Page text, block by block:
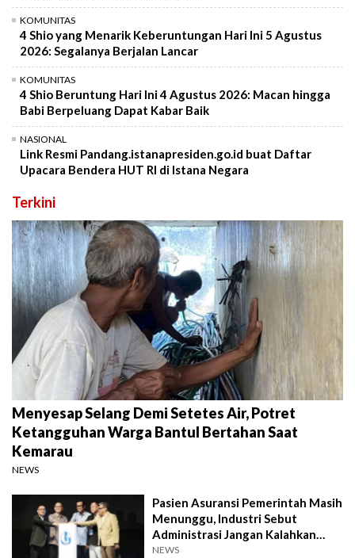
KOMUNITAS
4 Shio yang Menarik Keberuntungan Hari Ini 5 Agustus
2026: Segalanya Berjalan Lancar
KOMUNITAS
4 Shio Beruntung Hari Ini 4 Agustus 2026: Macan hingga
Babi Berpeluang Dapat Kabar Baik
NASIONAL
Link Resmi Pandang.istanapresiden.go.id buat Daftar
Upacara Bendera HUT RI di Istana Negara
Terkini
Menyesap Selang Demi Setetes Air, Potret
Ketangguhan Warga Bantul Bertahan Saat
Kemarau
NEWS
Pasien Asuransi Pemerintah Masih
Menunggu, Industri Sebut
Administrasi Jangan Kalahkan
Kemanusiaan
NEWS